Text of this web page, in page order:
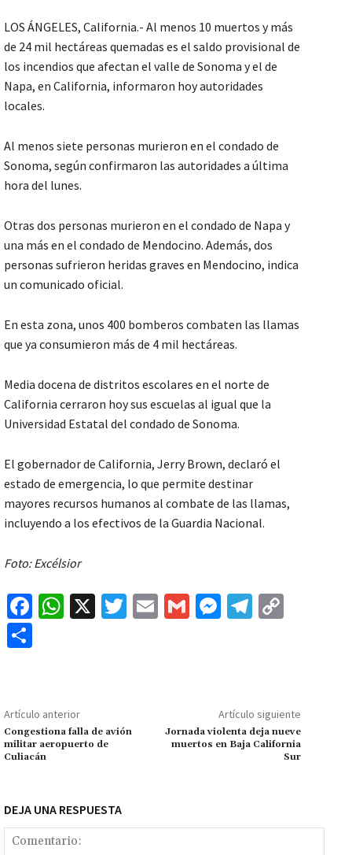
LOS ÁNGELES, California.- Al menos 10 muertos y más
de 24 mil hectáreas quemadas es el saldo provisional de
los incendios que afectan el valle de Sonoma y el de
Napa, en California, informaron hoy autoridades
locales.
Al menos siete personas murieron en el condado de
Sonoma, según confirmaron las autoridades a última
hora del lunes.
Otras dos personas murieron en el condado de Napa y
una más en el condado de Mendocino. Además, dos
personas sufrieron heridas graves en Mendocino, indica
un comunicado oficial.
En esta zona, unos 400 bomberos combaten las llamas
que ya consumieron más de 4 mil hectáreas.
Media docena de distritos escolares en el norte de
California cerraron hoy sus escuelas al igual que la
Universidad Estatal del condado de Sonoma.
El gobernador de California, Jerry Brown, declaró el
estado de emergencia, lo que permite destinar
mayores recursos humanos al combate de las llamas,
incluyendo a los efectivos de la Guardia Nacional.
Foto: Excélsior
Fa
o
k
W
p
p
X
T
E
G
M
ge
r
Te
m Li
n
k
p
ar
tir
Artículo anterior
Congestiona falla de avión
militar aeropuerto de
Culiacán
Artículo siguiente
Jornada violenta deja nueve
muertos en Baja California
Sur
DEJA UNA RESPUESTA